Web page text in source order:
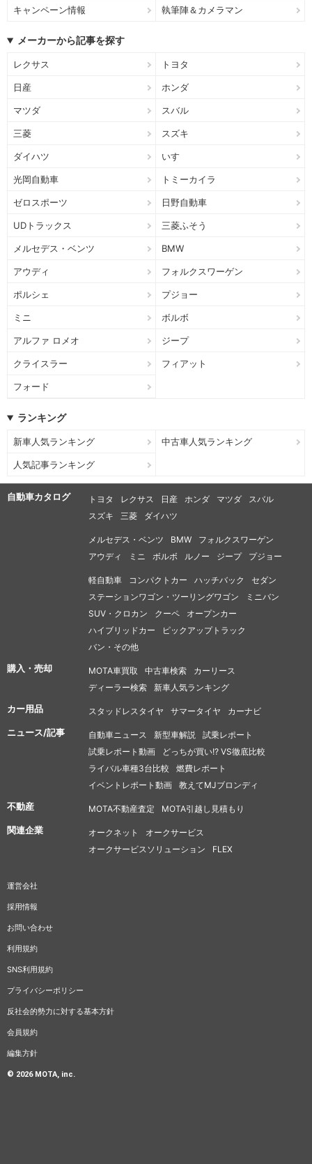
キャンペーン情報 執筆陣＆カメラマン
メーカーから記事を探す
レクサス トヨタ
日産 ホンダ
マツダ スバル
三菱 スズキ
ダイハツ いすゞ
光岡自動車 トミーカイラ
ゼロスポーツ 日野自動車
UDトラックス 三菱ふそう
メルセデス・ベンツ BMW
アウディ フォルクスワーゲン
ポルシェ プジョー
ミニ ボルボ
アルファ ロメオ ジープ
クライスラー フィアット
フォード
ランキング
新車人気ランキング 中古車人気ランキング
人気記事ランキング
自動車カタログ トヨタ レクサス 日産 ホンダ マツダ
スバル
スズキ
三菱 ダイハツ
メルセデス・ベンツ BMW
フォルクスワーゲン
アウディ
ミニ ボルボ ルノー ジープ プジョー
軽自動車 コンパクトカー ハッチバック
セダン
ステーションワゴン・ツーリングワゴン
ミニバン
SUV・クロカン
クーペ
オープンカー
ハイブリッドカー
ピックアップトラック
バン・その他
購入・売却 MOTA車買取 中古車検索
カーリース
ディーラー検索
新車人気ランキング
カー用品 スタッドレスタイヤ サマータイヤ カーナビ
ニュース/記事 自動車ニュース 新型車解説
試乗レポート
試乗レポート動画
どっちが買い!? VS徹底比較
ライバル車種3台比較
燃費レポート
イベントレポート動画
教えてMJブロンディ
不動産 MOTA不動産査定 MOTA引越し見積もり
関連企業 オークネット
オークサービス
オークサービスソリューション
FLEX
運営会社
採用情報
お問い合わせ
利用規約
SNS利用規約
プライバシーポリシー
反社会的勢力に対する基本方針
会員規約
編集方針
© 2026 MOTA, inc.